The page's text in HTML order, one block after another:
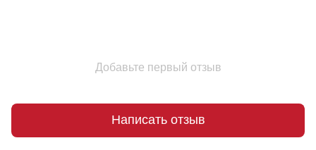
Добавьте первый отзыв
Написать отзыв